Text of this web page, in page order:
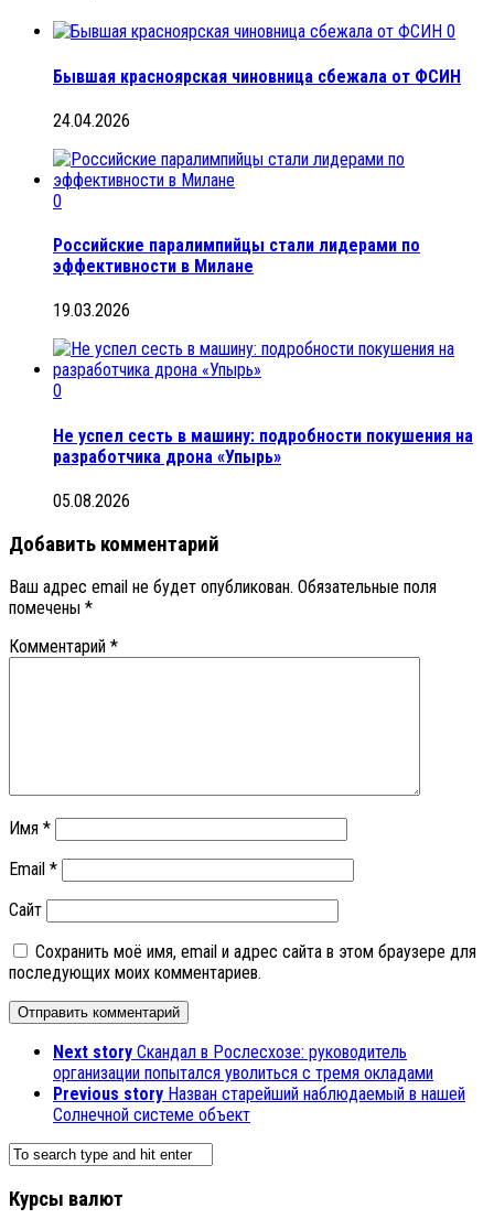
0
Бывшая красноярская чиновница сбежала от ФСИН
24.04.2026
0
Российские паралимпийцы стали лидерами по
эффективности в Милане
19.03.2026
0
Не успел сесть в машину: подробности покушения на
разработчика дрона «Упырь»
05.08.2026
Добавить комментарий
Ваш адрес email не будет опубликован. Обязательные поля
помечены *
Комментарий *
Имя *
Email *
Сайт
Сохранить моё имя, email и адрес сайта в этом браузере для
последующих моих комментариев.
Next story Скандал в Рослесхозе: руководитель
организации попытался уволиться с тремя окладами
Previous story Назван старейший наблюдаемый в нашей
Солнечной системе объект
Курсы валют